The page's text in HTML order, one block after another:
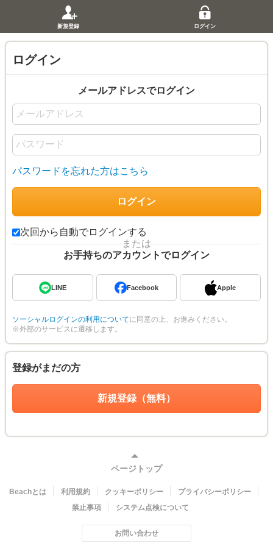
新規登録 ログイン
ログイン
メールアドレスでログイン
パスワードを忘れた方はこちら
次回から自動でログインする
または
お手持ちのアカウントでログイン
LINE Facebook Apple
ソーシャルログインの利用についてに同意の上、お進みください。
※外部のサービスに遷移します。
登録がまだの方
新規登録（無料）
ページトップ
Beachとは 利用規約 クッキーポリシー
プライバシーポリシー
禁止事項
システム点検について
お問い合わせ